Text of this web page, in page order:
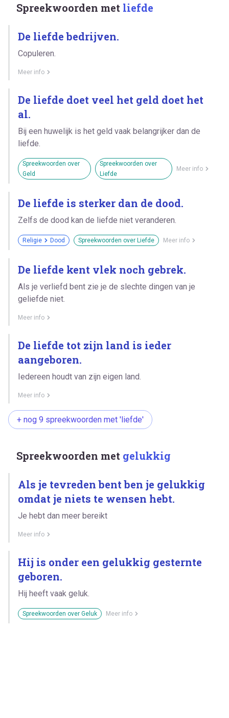
Spreekwoorden met liefde
De liefde bedrijven.
Copuleren.
Meer info
De liefde doet veel het geld doet het
al.
Bij een huwelijk is het geld vaak belangrijker dan de
liefde.
Spreekwoorden over
Geld
Spreekwoorden over
Liefde
Meer info
De liefde is sterker dan de dood.
Zelfs de dood kan de liefde niet veranderen.
Religie Dood Spreekwoorden over Liefde Meer info
De liefde kent vlek noch gebrek.
Als je verliefd bent zie je de slechte dingen van je
geliefde niet.
Meer info
De liefde tot zijn land is ieder
aangeboren.
Iedereen houdt van zijn eigen land.
Meer info
+ nog 9 spreekwoorden met 'liefde'
Spreekwoorden met gelukkig
Als je tevreden bent ben je gelukkig
omdat je niets te wensen hebt.
Je hebt dan meer bereikt
Meer info
Hij is onder een gelukkig gesternte
geboren.
Hij heeft vaak geluk.
Spreekwoorden over Geluk Meer info